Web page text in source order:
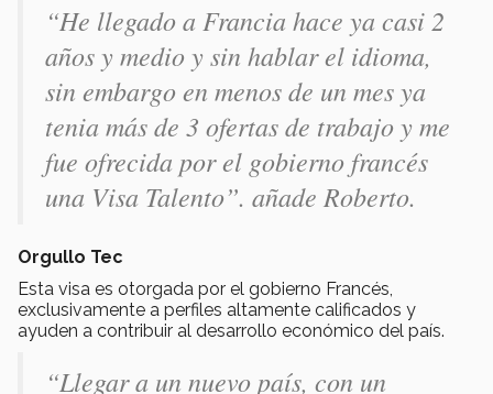
“He llegado a Francia hace ya casi 2
años y medio y sin hablar el idioma,
sin embargo en menos de un mes ya
tenia más de 3 ofertas de trabajo y me
fue ofrecida por el gobierno francés
una Visa Talento”. añade Roberto.
Orgullo Tec
Esta visa es otorgada por el gobierno Francés,
exclusivamente a perfiles altamente calificados y
ayuden a contribuir al desarrollo económico del país.
“Llegar a un nuevo país, con un